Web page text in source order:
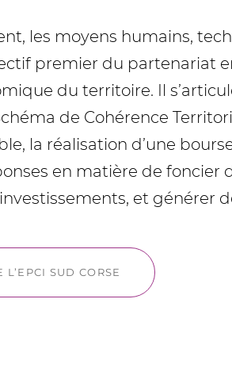
les moyens humains,
premier du partenariat
du territoire. Il
de Cohérence
la réalisation d’une
en matière de foncier
investissements, et
L’EPCI SUD CORSE